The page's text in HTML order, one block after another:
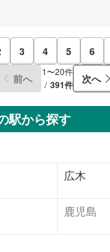
前へ
3 4 5 6
次へ
1〜20件
391件
駅から探す
広木
鹿児島